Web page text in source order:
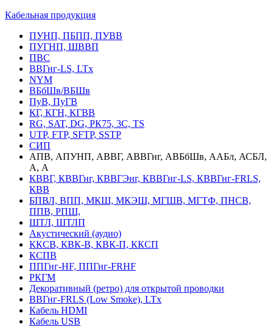
Кабельная продукция
ПУНП, ПБПП, ПУВВ
ПУГНП, ШВВП
ПВС
ВВГнг-LS, LTx
NYM
ВБбШв/ВБШв
ПуВ, ПуГВ
КГ, КГН, КГВВ
RG, SAT, DG, РК75, 3С, TS
UTP, FTP, SFTP, SSTP
СИП
АПВ, АПУНП, АВВГ, АВВГнг, АВБбШв, ААБл, АСБЛ,
А, А
КВВГ, КВВГнг, КВВГЭнг, КВВГнг-LS, КВВГнг-FRLS,
КВВ
БПВЛ, ВПП, МКШ, МКЭШ, МГШВ, МГТФ, ПНСВ,
ППВ, РПШ,
ШТЛ, ШТЛП
Акустический (аудио)
ККСВ, КВК-В, КВК-П, ККСП
КСПВ
ППГнг-HF, ППГнг-FRHF
РКГМ
Декоративный (ретро) для открытой проводки
ВВГнг-FRLS (Low Smoke), LTx
Кабель HDMI
Кабель USB